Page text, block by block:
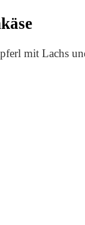
mit Lachs